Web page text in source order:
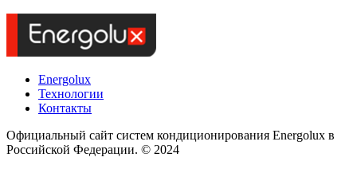
Energolux
Технологии
Контакты
Официальный сайт систем кондиционирования Energolux в
Российской Федерации. © 2024